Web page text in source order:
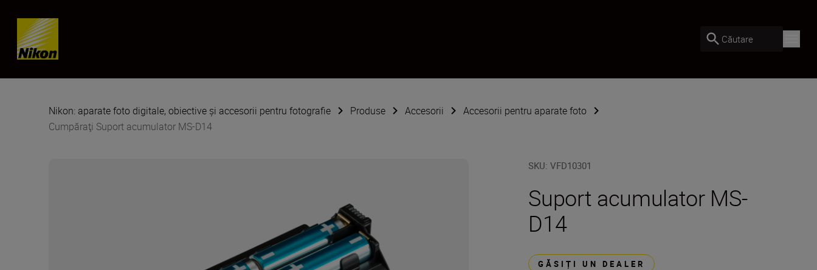
Skip content
Căutare
Nikon: aparate foto digitale, obiective și accesorii pentru fotografie Produse Accesorii
Accesorii pentru aparate foto
Cumpăraţi Suport acumulator MS-D14
SKU:VFD10301
Suport acumulator MS-
D14
GĂSIȚI UN DEALER